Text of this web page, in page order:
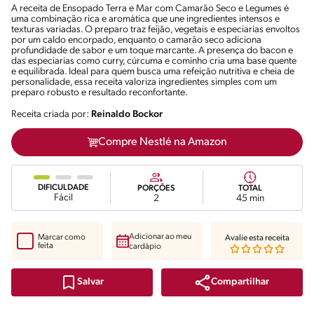
A receita de Ensopado Terra e Mar com Camarão Seco e Legumes é
uma combinação rica e aromática que une ingredientes intensos e
texturas variadas. O preparo traz feijão, vegetais e especiarias envoltos
por um caldo encorpado, enquanto o camarão seco adiciona
profundidade de sabor e um toque marcante. A presença do bacon e
das especiarias como curry, cúrcuma e cominho cria uma base quente
e equilibrada. Ideal para quem busca uma refeição nutritiva e cheia de
personalidade, essa receita valoriza ingredientes simples com um
preparo robusto e resultado reconfortante.
Receita criada por: Reinaldo Bockor
Compre Nestlé na Amazon
DIFICULDADE
Fácil
PORÇÕES
2
TOTAL
45 min
Salvar Compartilhar
Marcar como
feita
Adicionar ao meu
cardápio
Avalie esta receita